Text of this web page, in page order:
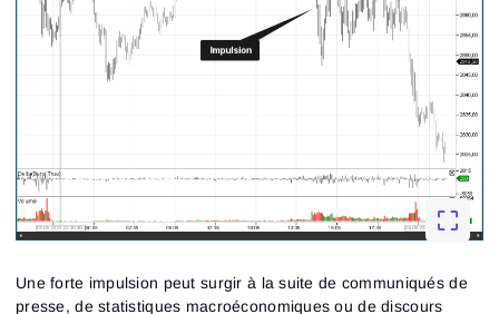
Une forte impulsion peut surgir à la suite de communiqués de
presse, de statistiques macroéconomiques ou de discours